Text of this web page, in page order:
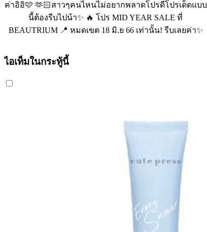
ค่าอิอิ🩷 🫶🏻สาวๆคนไหนไม่อยากพลาดโปรดีโปรเด็ดแบบ
นี้ต้องรีบไปน้า✨ 🔥 โปร MID YEAR SALE ที่
BEAUTRIUM 📍 หมดเขต 18 มิ.ย 66 เท่านั้น! รีบเลยค่า✨
ไอเท็มในกระทู้นี้